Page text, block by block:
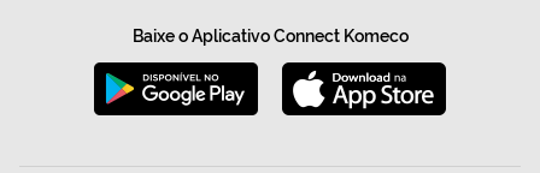
Baixe o Aplicativo Connect Komeco